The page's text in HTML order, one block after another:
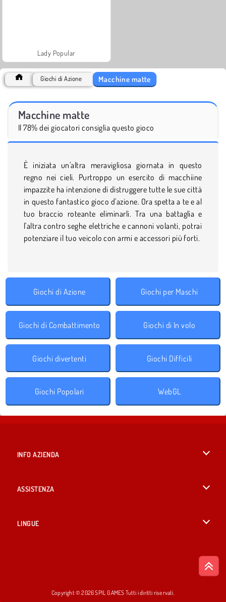
Lady Popular
Giochi di Azione Macchine matte
Macchine matte
Il 78% dei giocatori consiglia questo gioco
È iniziata un'altra meravigliosa giornata in questo
regno nei cieli. Purtroppo un esercito di macchiine
impazzite ha intenzione di distruggere tutte le sue città
in questo fantastico gioco d'azione. Ora spetta a te e al
tuo braccio roteante eliminarli. Tra una battaglia e
l'altra contro seghe elettriche e cannoni volanti, potrai
potenziare il tuo veicolo con armi e accessori più forti.
Giochi di Azione Giochi per Maschi
Giochi di Combattimento Giochi di In volo
Giochi divertenti Giochi Difficili
Giochi Popolari WebGL
INFO AZIENDA
ASSISTENZA
LINGUE
Copyright © 2026 SPIL GAMES Tutti i diritti riservati.